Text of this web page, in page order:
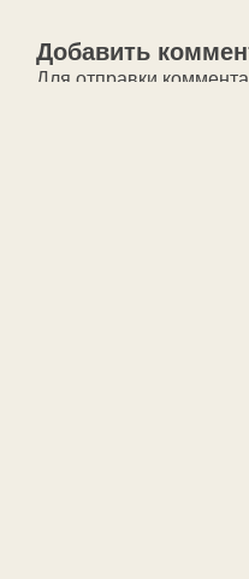
Добавить
Для отправки